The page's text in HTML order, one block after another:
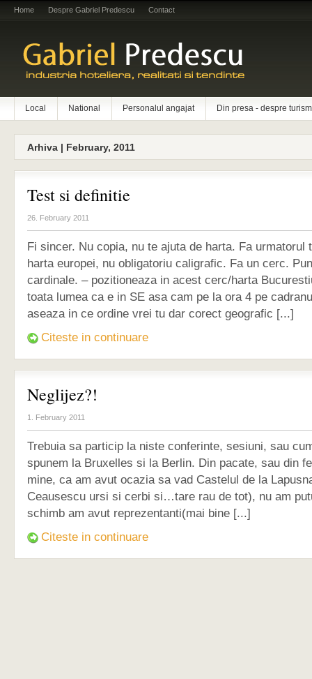
Home Despre Gabriel Predescu Contact
Local National Personalul angajat Din presa - despre turism
Arhiva | February, 2011
Test si definitie
26. February 2011
Fi sincer. Nu copia, nu te ajuta de harta. Fa urmatorul
harta europei, nu obligatoriu caligrafic. Fa un cerc.
cardinale. – pozitioneaza in acest cerc/harta
toata lumea ca e in SE asa cam pe la ora 4 pe
aseaza in ce ordine vrei tu dar corect geografic [...]
Citeste in continuare
Neglijez?!
1. February 2011
Trebuia sa particip la niste conferinte, sesiuni, sau
spunem la Bruxelles si la Berlin. Din pacate, sau din
mine, ca am avut ocazia sa vad Castelul de la
Ceausescu ursi si cerbi si…tare rau de tot), nu am
schimb am avut reprezentanti(mai bine [...]
Citeste in continuare